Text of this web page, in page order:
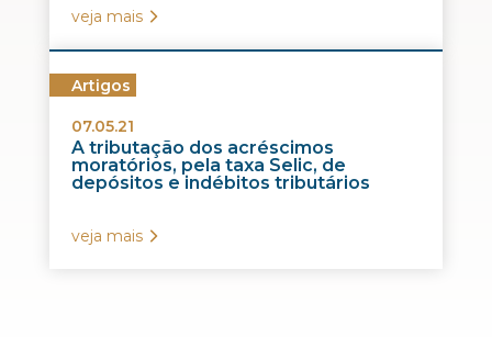
veja mais
Artigos
07.05.21
A tributação dos acréscimos
moratórios, pela taxa Selic, de
depósitos e indébitos tributários
veja mais